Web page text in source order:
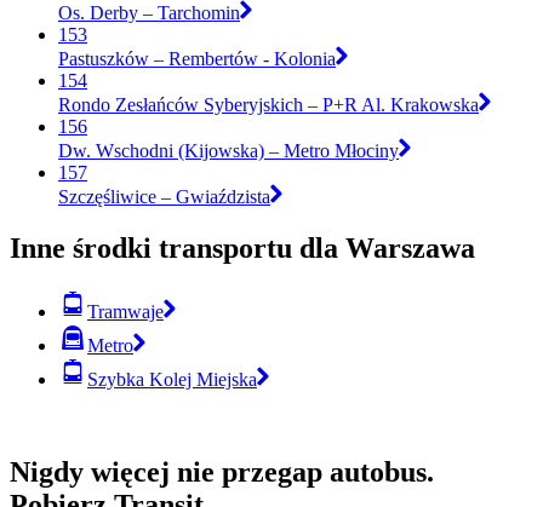
Os. Derby – Tarchomin
153
Pastuszków – Rembertów - Kolonia
154
Rondo Zesłańców Syberyjskich – P+R Al. Krakowska
156
Dw. Wschodni (Kijowska) – Metro Młociny
157
Szczęśliwice – Gwiaździsta
Inne środki transportu dla Warszawa
Tramwaje
Metro
Szybka Kolej Miejska
Nigdy więcej nie przegap autobus.